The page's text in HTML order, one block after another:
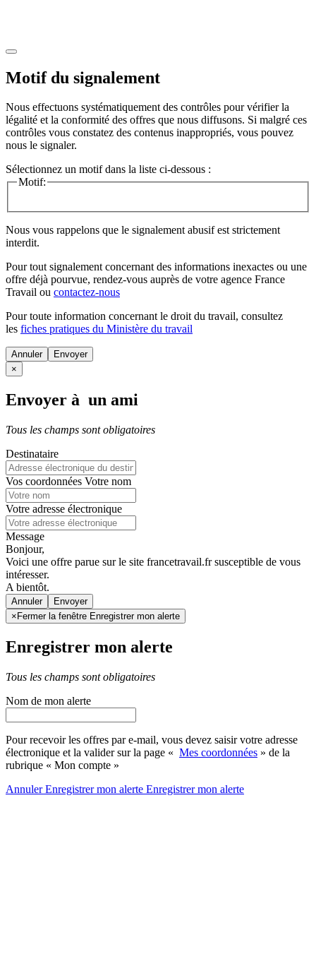
Motif du signalement
Nous effectuons systématiquement des contrôles pour vérifier la
légalité et la conformité des offres que nous diffusons. Si malgré ces
contrôles vous constatez des contenus inappropriés, vous pouvez
nous le signaler.
Sélectionnez un motif dans la liste ci-dessous :
Motif:
Nous vous rappelons que le signalement abusif est strictement
interdit.
Pour tout signalement concernant des informations inexactes ou une
offre déjà pourvue, rendez-vous auprès de votre agence France
Travail ou contactez-nous
Pour toute information concernant le droit du travail, consultez
les fiches pratiques du Ministère du travail
Annuler
×
Envoyer à un ami
Tous les champs sont obligatoires
Destinataire
Vos coordonnées Votre nom
Votre adresse électronique
Message
Bonjour,
Voici une offre parue sur le site francetravail.fr susceptible de vous
intéresser.
A bientôt.
Annuler
× Fermer la fenêtre Enregistrer mon alerte
Enregistrer mon alerte
Tous les champs sont obligatoires
Nom de mon alerte
Pour recevoir les offres par e-mail, vous devez saisir votre adresse
électronique et la valider sur la page « Mes coordonnées » de la
rubrique « Mon compte »
AnnulerEnregistrer mon alerte Enregistrermon alerte